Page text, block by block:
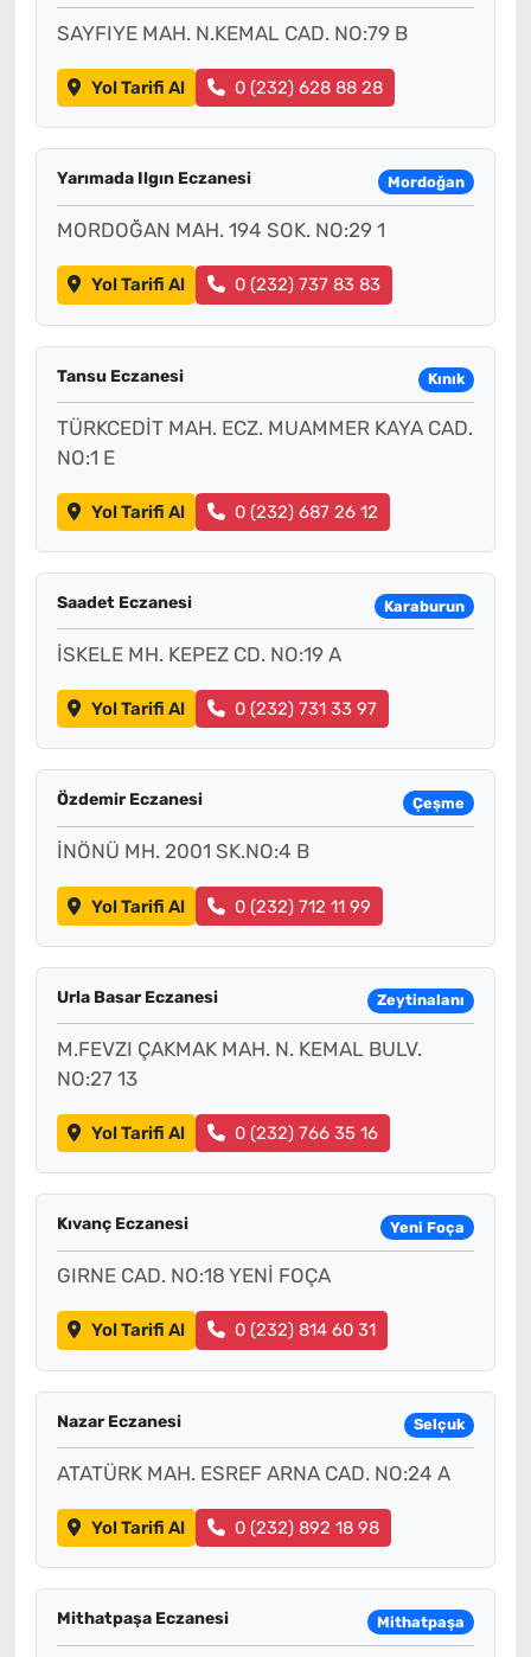
SAYFIYE MAH. N.KEMAL CAD. NO:79 B
Yol Tarifi Al 0 (232) 628 88 28
Yarımada Ilgın Eczanesi Mordoğan
MORDOĞAN MAH. 194 SOK. NO:29 1
Yol Tarifi Al 0 (232) 737 83 83
Tansu Eczanesi Kınık
TÜRKCEDİT MAH. ECZ. MUAMMER KAYA CAD.
NO:1 E
Yol Tarifi Al 0 (232) 687 26 12
Saadet Eczanesi Karaburun
İSKELE MH. KEPEZ CD. NO:19 A
Yol Tarifi Al 0 (232) 731 33 97
Özdemir Eczanesi Çeşme
İNÖNÜ MH. 2001 SK.NO:4 B
Yol Tarifi Al 0 (232) 712 11 99
Urla Basar Eczanesi Zeytinalanı
M.FEVZI ÇAKMAK MAH. N. KEMAL BULV.
NO:27 13
Yol Tarifi Al 0 (232) 766 35 16
Kıvanç Eczanesi Yeni Foça
GIRNE CAD. NO:18 YENİ FOÇA
Yol Tarifi Al 0 (232) 814 60 31
Nazar Eczanesi Selçuk
ATATÜRK MAH. ESREF ARNA CAD. NO:24 A
Yol Tarifi Al 0 (232) 892 18 98
Mithatpaşa Eczanesi Mithatpaşa